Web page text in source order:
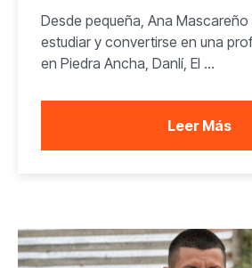
Desde pequeña, Ana
estudiar y convertirse en una
en Piedra Ancha, Danlí, El ...
Leer Más